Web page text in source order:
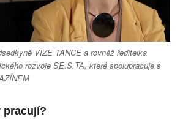
VIZE TANCE a rovněž ředitelka
rozvoje SE.S.TA, které spolupracuje s
pracují?